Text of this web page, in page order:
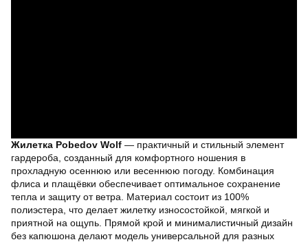
Жилетка Pobedov Wolf — практичный и стильный элемент
гардероба, созданный для комфортного ношения в
прохладную осеннюю или весеннюю погоду. Комбинация
флиса и плащёвки обеспечивает оптимальное сохранение
тепла и защиту от ветра. Материал состоит из 100%
полиэстера, что делает жилетку износостойкой, мягкой и
приятной на ощупь. Прямой крой и минималистичный дизайн
без капюшона делают модель универсальной для разных